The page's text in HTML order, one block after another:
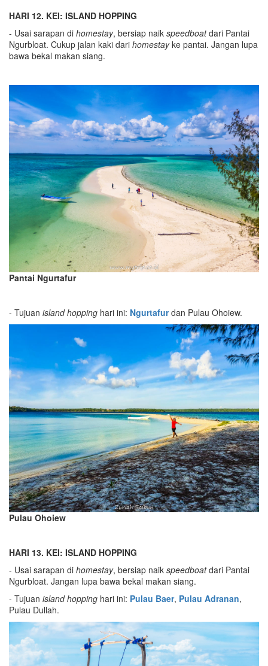
HARI 12. KEI: ISLAND HOPPING
- Usai sarapan di homestay, bersiap naik speedboatdari Pantai
Ngurbloat. Cukup jalan kaki dari homestayke pantai. Jangan lupa
bawa bekal makan siang.
Pantai Ngurtafur
- Tujuan island hopping hari ini: Ngurtafurdan Pulau Ohoiew.
Pulau Ohoiew
HARI 13. KEI: ISLAND HOPPING
- Usai sarapan di homestay, bersiap naik speedboatdari Pantai
Ngurbloat. Jangan lupa bawa bekal makan siang.
- Tujuan island hopping hari ini: Pulau Baer, Pulau Adranan,
Pulau Dullah.